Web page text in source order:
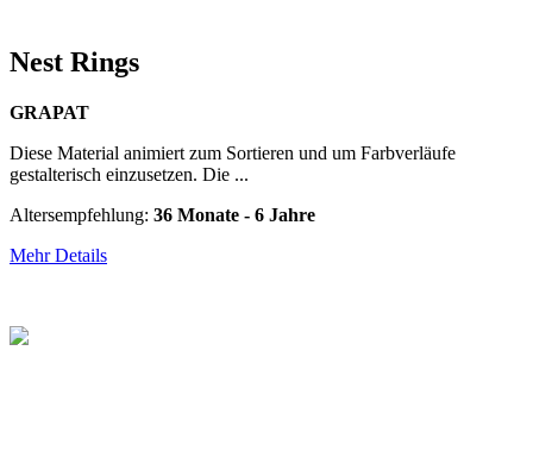
Nest Rings
GRAPAT
Diese Material animiert zum Sortieren und um Farbverläufe
gestalterisch einzusetzen. Die ...
Altersempfehlung: 36 Monate - 6 Jahre
Mehr Details